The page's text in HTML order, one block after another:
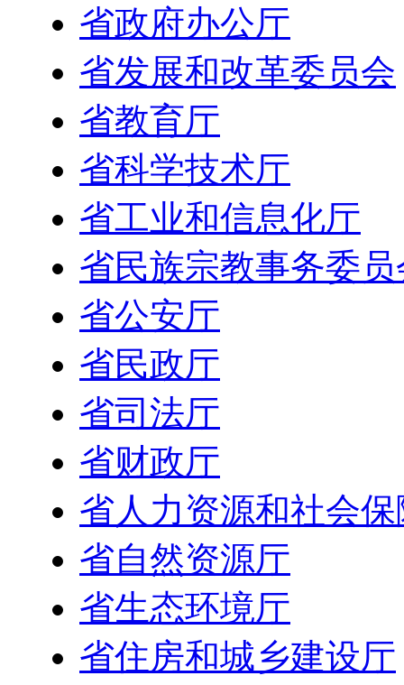
省政府办公厅
省发展和改革委员会
省教育厅
省科学技术厅
省工业和信息化厅
省民族宗教事务委员
省公安厅
省民政厅
省司法厅
省财政厅
省人力资源和社会
省自然资源厅
省生态环境厅
省住房和城乡建设厅